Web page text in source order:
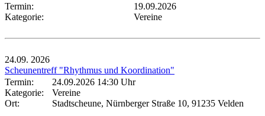
Termin:
19.09.2026
Kategorie:
Vereine
24.09. 2026
Scheunentreff "Rhythmus und Koordination"
Termin:
24.09.2026 14:30 Uhr
Kategorie:
Vereine
Ort:
Stadtscheune, Nürnberger Straße 10, 91235 Velden